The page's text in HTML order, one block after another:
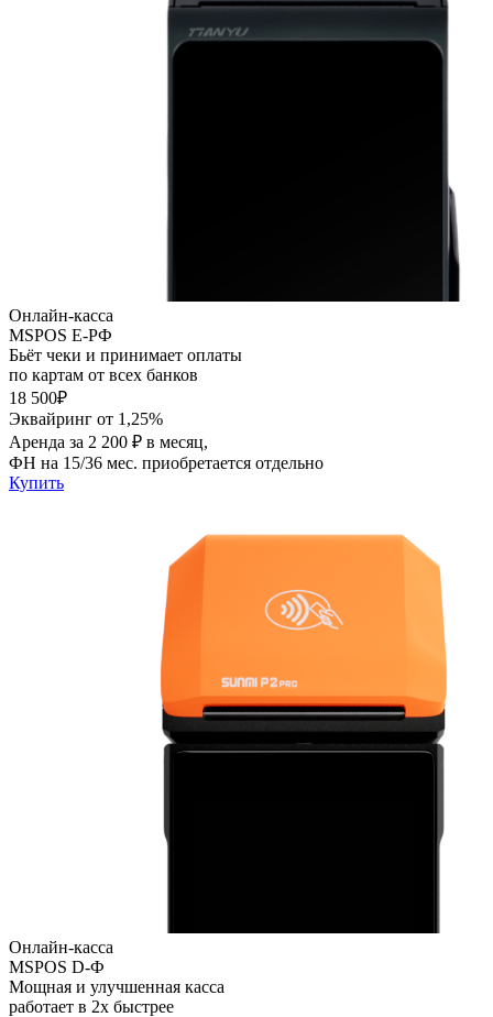
Онлайн-касса
MSPOS E-PФ
Бьёт чеки и принимает оплаты
по картам от всех банков
18 500₽
Эквайринг от 1,25%
Аренда за 2 200 ₽ в месяц,
ФН на 15/36 мес. приобретается отдельно
Купить
Онлайн-касса
MSPOS D-Ф
Мощная и улучшенная касса
работает в 2х быстрее